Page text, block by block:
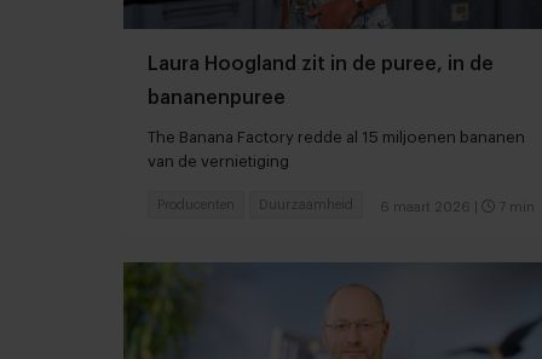
Laura Hoogland zit in de puree, in de
bananenpuree
The Banana Factory redde al 15 miljoenen bananen
van de vernietiging
6 maart 2026 7 min
Producenten Duurzaamheid